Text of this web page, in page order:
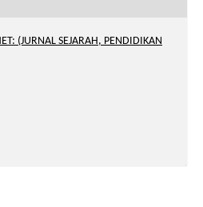
(JURNAL SEJARAH, PENDIDIKAN